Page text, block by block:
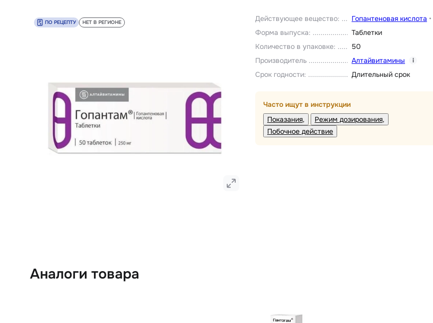
ПО РЕЦЕПТУ НЕТ В РЕГИОНЕ Действующее вещество: Гопантеновая кислота •
Форма выпуска:
Таблетки
Количество в упаковке:
50
Производитель
Алтайвитамины i
Срок годности: Длительный срок
Часто ищут в инструкции
Показания
Режим дозирования
Побочное действие
Аналоги товара